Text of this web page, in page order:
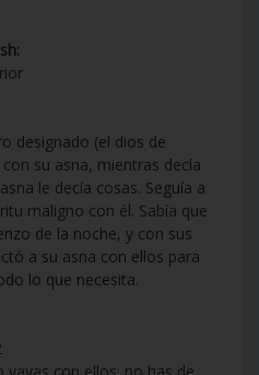
designado (el dios de
con su asna, mientras decía
le decía cosas. Seguía a
maligno con él. Sabía que
de la noche, y con sus
a su asna con ellos para
lo que necesita.